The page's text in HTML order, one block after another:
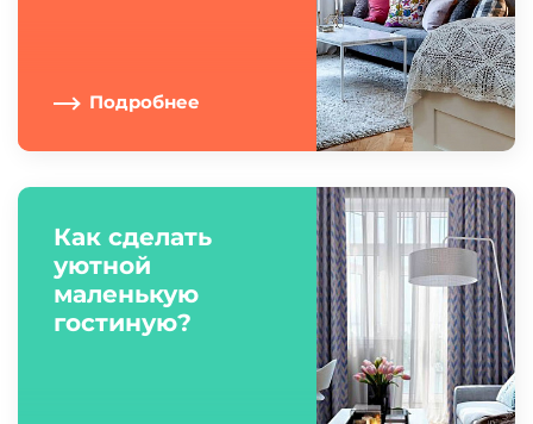
Подробнее
Как сделать
уютной
маленькую
гостиную?